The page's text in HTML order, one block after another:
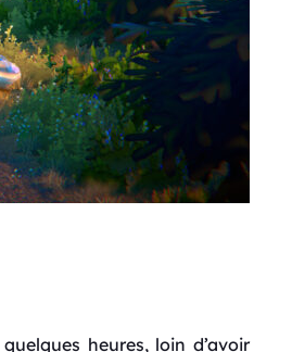
heures, loin d’avoir